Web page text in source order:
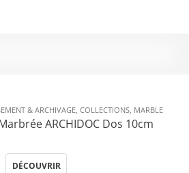
& ARCHIVAGE, COLLECTIONS, MARBLE
ARCHIDOC Dos 10cm
DÉCOUVRIR